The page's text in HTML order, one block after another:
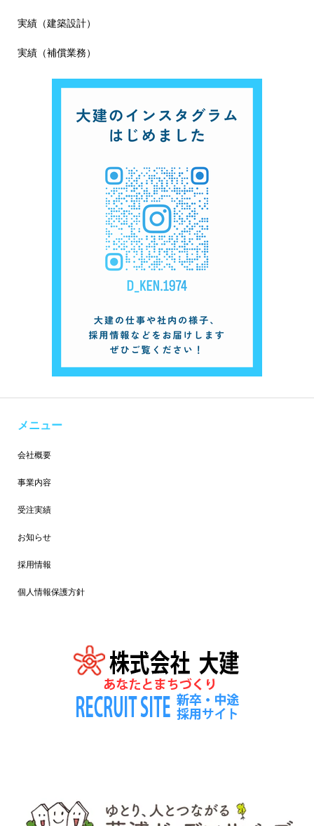
実績（建築設計）
実績（補償業務）
メニュー
会社概要
事業内容
受注実績
お知らせ
採用情報
個人情報保護方針